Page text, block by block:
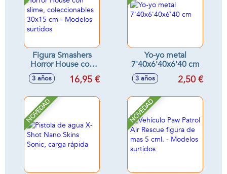
Figura Smashers
Horror House con
slime,
coleccionables
Modelos surtidos
3 años 16,95 €
Yo-yo metal
7'40x6'40x6'40 cm
3 años 2,50 €
NOVEDAD NOVEDAD